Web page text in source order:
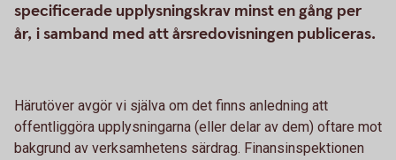
specificerade upplysningskrav minst en gång per
år, i samband med att årsredovisningen publiceras.
Härutöver avgör vi själva om det finns anledning att
offentliggöra upplysningarna (eller delar av dem) oftare mot
bakgrund av verksamhetens särdrag. Finansinspektionen